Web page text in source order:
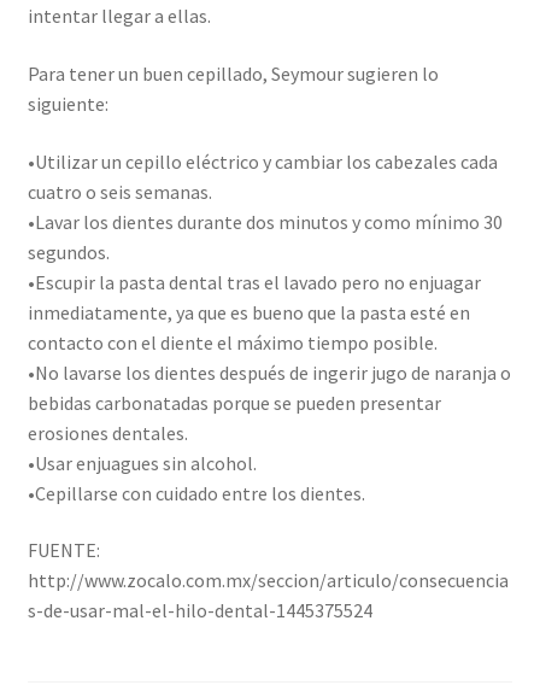
intentar llegar a ellas.
Para tener un buen cepillado, Seymour sugieren lo
siguiente:
•Utilizar un cepillo eléctrico y cambiar los cabezales cada
cuatro o seis semanas.
•Lavar los dientes durante dos minutos y como mínimo 30
segundos.
•Escupir la pasta dental tras el lavado pero no enjuagar
inmediatamente, ya que es bueno que la pasta esté en
contacto con el diente el máximo tiempo posible.
•No lavarse los dientes después de ingerir jugo de naranja o
bebidas carbonatadas porque se pueden presentar
erosiones dentales.
•Usar enjuagues sin alcohol.
•Cepillarse con cuidado entre los dientes.
FUENTE:
http://www.zocalo.com.mx/seccion/articulo/consecuencia
s-de-usar-mal-el-hilo-dental-1445375524